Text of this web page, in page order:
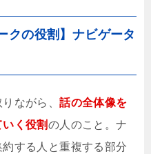
クの役割】ナビゲータ
ながら、話の全体像を
く役割の人のこと。ナ
する人と重複する部分